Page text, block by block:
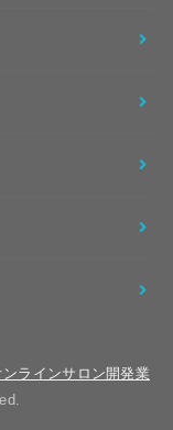
ラインサロン開発業